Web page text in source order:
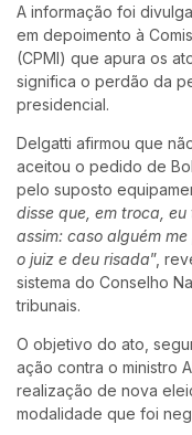
A informação foi
em depoimento à
(CPMI) que apura os
significa o perdão da
presidencial.
Delgatti afirmou que
aceitou o pedido de
pelo suposto
disse que, em troca,
assim: caso alguém
o juiz e deu risada”,
sistema do Conselho
tribunais.
O objetivo do ato,
ação contra o ministro
realização de nova
modalidade que foi